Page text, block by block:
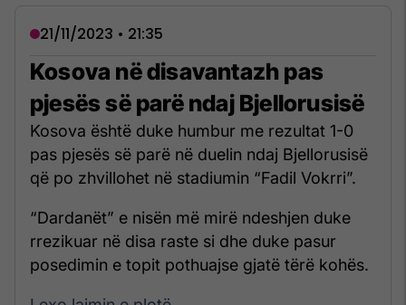
21/11/2023 • 21:35
Kosova në disavantazh pas
pjesës së parë ndaj Bjellorusisë
Kosova është duke humbur me rezultat 1-0
pas pjesës së parë në duelin ndaj Bjellorusisë
që po zhvillohet në stadiumin “Fadil Vokrri”.
“Dardanët” e nisën më mirë ndeshjen duke
rrezikuar në disa raste si dhe duke pasur
posedimin e topit pothuajse gjatë tërë kohës.